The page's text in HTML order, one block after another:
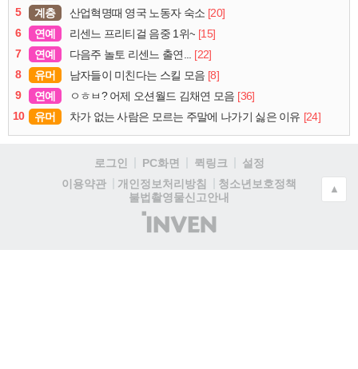
5
계층 산업혁명때 영국 노동자 숙소 [20]
6
연예 리센느 프리티걸 음중 1위~ [15]
7
연예 다음주 놀토 리센느 출연... [22]
8
유머 남자들이 미친다는 스킬 모음 [8]
9
연예 ㅇㅎㅂ? 어제 오션월드 김채연 모음 [36]
10
유머 차가 없는 사람은 모르는 주말에 나가기 싫은 이유 [24]
로그인 PC화면 퀵링크
설정
이용약관
개인정보처리방침
청소년보호정책
불법촬영물신고안내
(주)
인
▲